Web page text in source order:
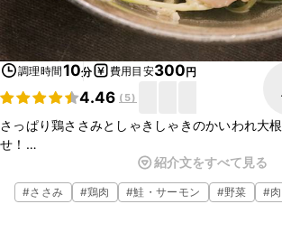
調理時間10分 費用目安300円
4.46 ( 5)
さっぱり鶏ささみとしゃきしゃきのかいわれ大
せ！
わさび醤油でちょっと大人の味に仕上げた和え
もう一品のおかずにはもちろん、ピリッとした
おつまみにもぴったりですよ。
紹介文をすべて見る
#ささみ #鶏肉 #鮭・サーモン #野菜 #肉